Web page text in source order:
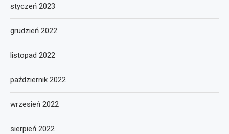
styczeń 2023
grudzień 2022
listopad 2022
październik 2022
wrzesień 2022
sierpień 2022